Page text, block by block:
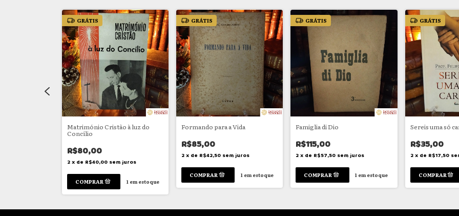
GRÁTIS
Matrimónio Cristão à luz do
Concílio
R$80,00
2 x de R$40,00 sem juros
1em estoque
GRÁTIS
Formando para a Vida
R$85,00
2 x de R$42,50 sem juros
1em estoque
GRÁTIS
Famiglia di Dio
R$115,00
2 x de R$57,50 sem juros
1 em estoque
GRÁTIS
Sereis uma só
R$35,00
2 x de R$17,50